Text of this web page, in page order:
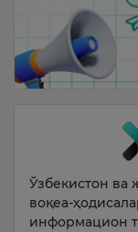
Ўзбекистон ва
воқеа-
информацион